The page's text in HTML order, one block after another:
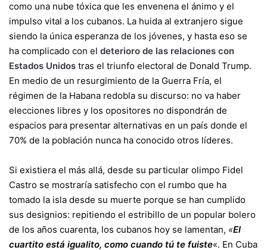
como una nube tóxica que les envenena el ánimo y el
impulso vital a los cubanos. La huida al extranjero sigue
siendo la única esperanza de los jóvenes, y hasta eso se
ha complicado con el deterioro de las relaciones con
Estados Unidos tras el triunfo electoral de Donald Trump.
En medio de un resurgimiento de la Guerra Fría, el
régimen de la Habana redobla su discurso: no va haber
elecciones libres y los opositores no dispondrán de
espacios para presentar alternativas en un país donde el
70% de la población nunca ha conocido otros líderes.
Si existiera el más allá, desde su particular olimpo Fidel
Castro se mostraría satisfecho con el rumbo que ha
tomado la isla desde su muerte porque se han cumplido
sus designios: repitiendo el estribillo de un popular bolero
de los años cuarenta, los cubanos hoy se lamentan, «El
cuartito está igualito, como cuando tú te fuiste«. En Cuba